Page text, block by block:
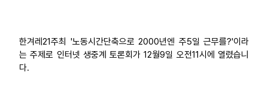
한겨레21주최 '노동시간단축으로 2000년엔 주5일 근무를?'이라
는 주제로 인터넷 생중계 토론회가 12월9일 오전11시에 열렸습니
다.
부설기관